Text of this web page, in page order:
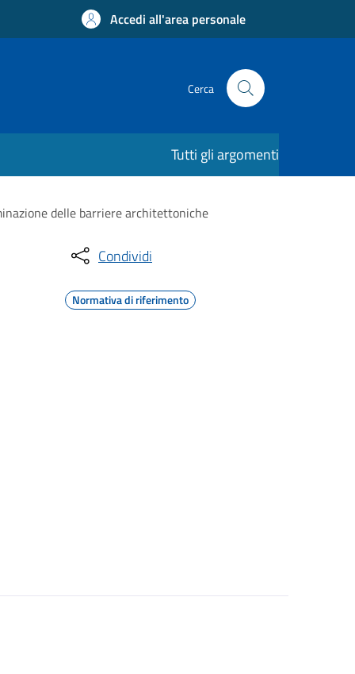
Accedi all'area personale
Cerca
Tutti gli argomenti
delle barriere architettoniche
Condividi
Normativa di riferimento